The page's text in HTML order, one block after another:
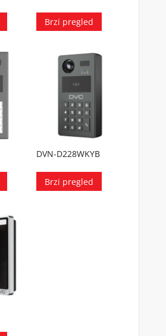
Brzi pregled
DVN-D228WKYB
Brzi pregled